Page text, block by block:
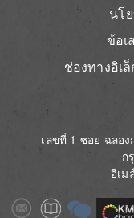
นโ
ข้อเ
ช่องทางอิเ
เลขที่ 1 ซอย ฉลอง
ก
อีเม
ImageImageImage Image